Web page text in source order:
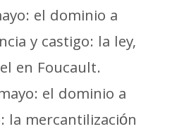
el dominio a
y castigo: la ley,
en Foucault.
el dominio a
la mercantilización